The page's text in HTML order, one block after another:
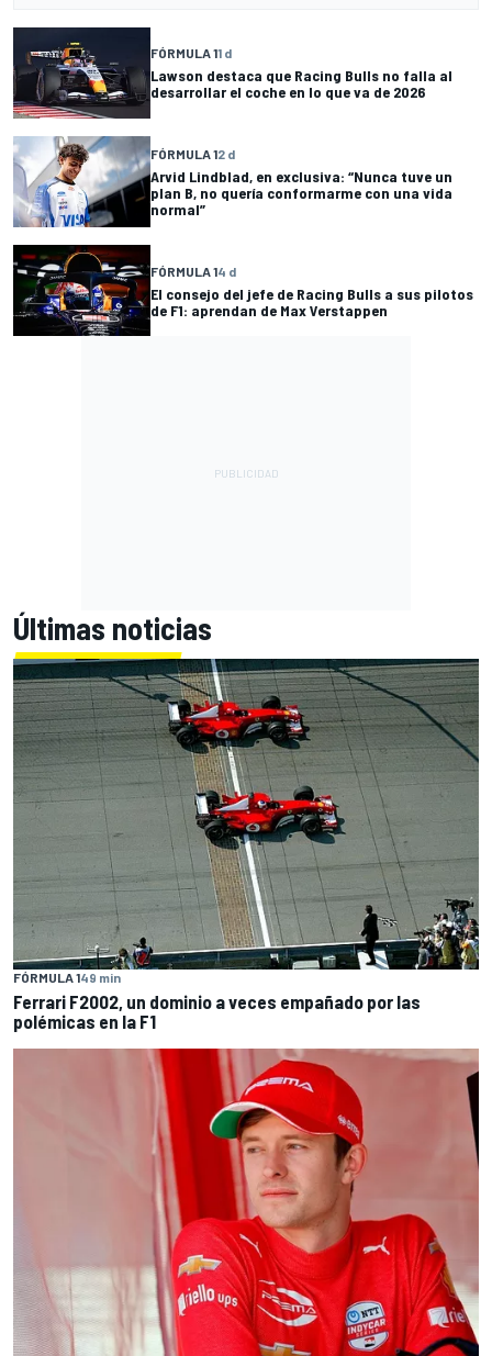
FÓRMULA 11 d
Lawson destaca que Racing Bulls no falla al
desarrollar el coche en lo que va de 2026
FÓRMULA 12 d
Arvid Lindblad, en exclusiva: “Nunca tuve un
plan B, no quería conformarme con una vida
normal”
FÓRMULA 14 d
El consejo del jefe de Racing Bulls a sus pilotos
de F1: aprendan de Max Verstappen
Últimas noticias
FÓRMULA 149 min
Ferrari F2002, un dominio a veces empañado por las
polémicas en la F1